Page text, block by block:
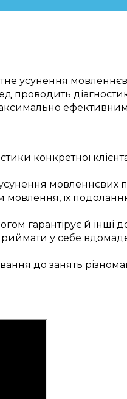
усунення
проводить
конкретної
мовленнєвих
мовлення, їх
гарантірує й інші
у себе вдома
до занять